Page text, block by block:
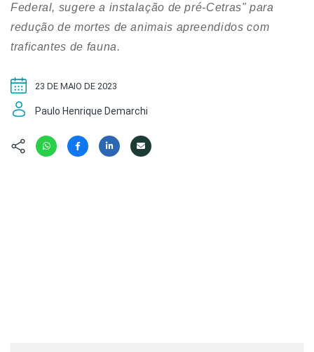
Kit
Na Linha
Federal, sugere a instalação de pré-Cetras" para
redução de mortes de animais apreendidos com
traficantes de fauna.
Paulo Henrique Demarchi
23 DE MAIO DE 2023